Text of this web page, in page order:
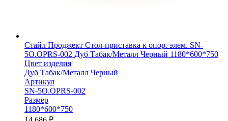
Стайл Проджект Стол-приставка к опор. элем. SN-
5O.OPRS-002 Дуб Табак/Металл Черный 1180*600*750
Цвет изделия
Дуб Табак/Металл Черный
Артикул
SN-5O.OPRS-002
Размер
1180*600*750